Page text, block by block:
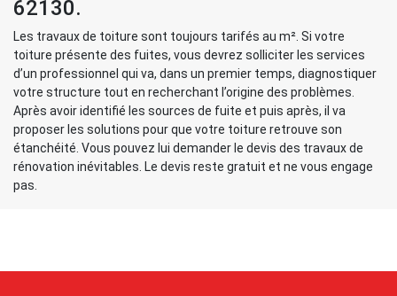
62130.
Les travaux de toiture sont toujours tarifés au m². Si votre
toiture présente des fuites, vous devrez solliciter les services
d’un professionnel qui va, dans un premier temps, diagnostiquer
votre structure tout en recherchant l’origine des problèmes.
Après avoir identifié les sources de fuite et puis après, il va
proposer les solutions pour que votre toiture retrouve son
étanchéité. Vous pouvez lui demander le devis des travaux de
rénovation inévitables. Le devis reste gratuit et ne vous engage
pas.